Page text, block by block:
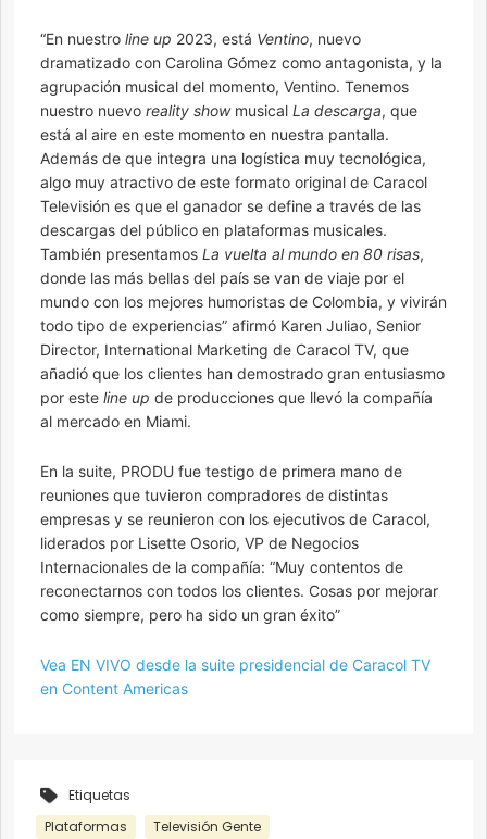
“En nuestro line up 2023, está Ventino, nuevo
dramatizado con Carolina Gómez como antagonista, y la
agrupación musical del momento, Ventino. Tenemos
nuestro nuevo reality showmusical La descarga, que
está al aire en este momento en nuestra pantalla.
Además de que integra una logística muy tecnológica,
algo muy atractivo de este formato original de Caracol
Televisión es que el ganador se define a través de las
descargas del público en plataformas musicales.
También presentamos La vuelta al mundo en 80 risas,
donde las más bellas del país se van de viaje por el
mundo con los mejores humoristas de Colombia, y vivirán
todo tipo de experiencias” afirmó Karen Juliao, Senior
Director, International Marketing de Caracol TV, que
añadió que los clientes han demostrado gran entusiasmo
por este line up de producciones que llevó la compañía
al mercado en Miami.
En la suite, PRODU fue testigo de primera mano de
reuniones que tuvieron compradores de distintas
empresas y se reunieron con los ejecutivos de Caracol,
liderados por Lisette Osorio, VP de Negocios
Internacionales de la compañía: “Muy contentos de
reconectarnos con todos los clientes. Cosas por mejorar
como siempre, pero ha sido un gran éxito”
Vea EN VIVO desde la suite presidencial de Caracol TV
en Content Americas
Etiquetas
Plataformas
Televisión Gente